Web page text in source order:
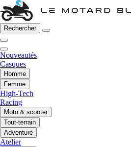
Rechercher
Nouveautés
Casques
Homme
Femme
High-Tech
Racing
Moto & scooter
Tout-terrain
Adventure
Atelier